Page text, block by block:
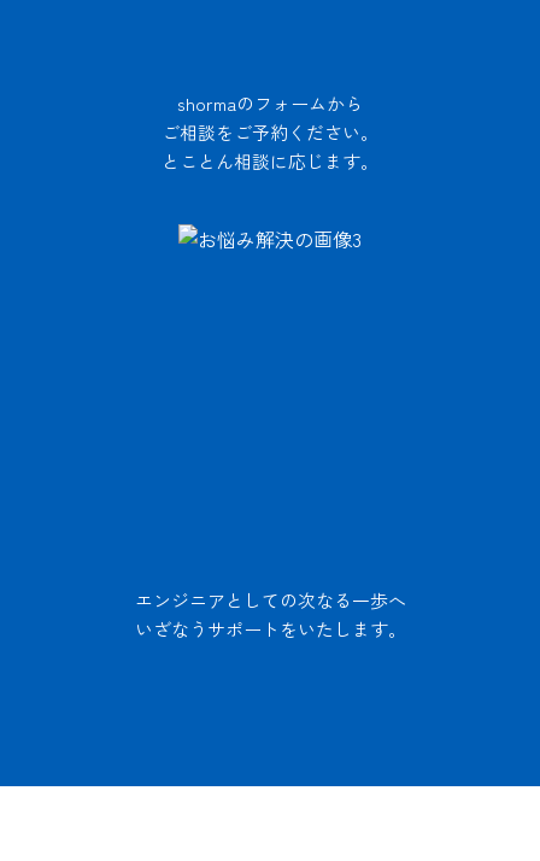
shormaのフォームから
ご相談をご予約ください。
とことん相談に応じます。
エンジニアとしての次なる一歩へ
いざなうサポートをいたします。